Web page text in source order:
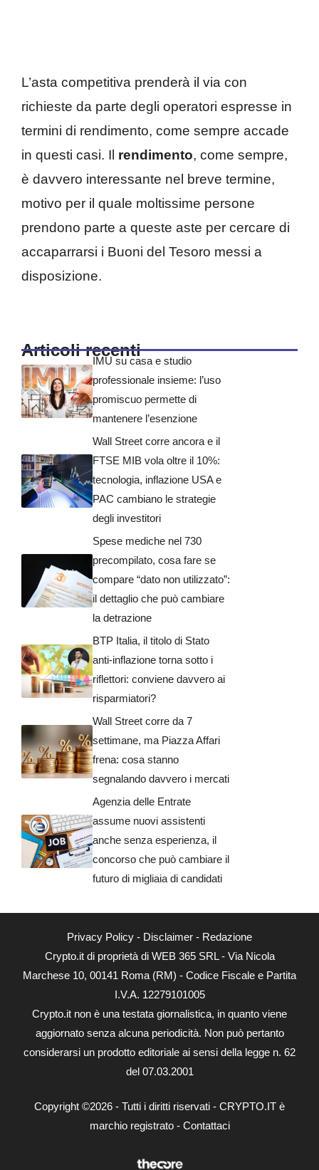
L’asta competitiva prenderà il via con
richieste da parte degli operatori espresse in
termini di rendimento, come sempre accade
in questi casi. Il rendimento, come sempre,
è davvero interessante nel breve termine,
motivo per il quale moltissime persone
prendono parte a queste aste per cercare di
accaparrarsi i Buoni del Tesoro messi a
disposizione.
Articoli recenti
IMU su casa e studio
professionale insieme: l’uso
promiscuo permette di
mantenere l’esenzione
Wall Street corre ancora e il
FTSE MIB vola oltre il 10%:
tecnologia, inflazione USA e
PAC cambiano le strategie
degli investitori
Spese mediche nel 730
precompilato, cosa fare se
compare “dato non utilizzato”:
il dettaglio che può cambiare
la detrazione
BTP Italia, il titolo di Stato
anti-inflazione torna sotto i
riflettori: conviene davvero ai
risparmiatori?
Wall Street corre da 7
settimane, ma Piazza Affari
frena: cosa stanno
segnalando davvero i mercati
Agenzia delle Entrate
assume nuovi assistenti
anche senza esperienza, il
concorso che può cambiare il
futuro di migliaia di candidati
Privacy Policy - Disclaimer - Redazione
Crypto.it di proprietà di WEB 365 SRL - Via Nicola
Marchese 10, 00141 Roma (RM) - Codice Fiscale e Partita
I.V.A. 12279101005
Crypto.it non è una testata giornalistica, in quanto viene
aggiornato senza alcuna periodicità. Non può pertanto
considerarsi un prodotto editoriale ai sensi della legge n. 62
del 07.03.2001
Copyright ©2026 - Tutti i diritti riservati - CRYPTO.IT è
marchio registrato - Contattaci